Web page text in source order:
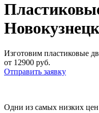
Изготовим пластиковые
от 12900 руб.
Отправить заявку
Одни из самых низких цен